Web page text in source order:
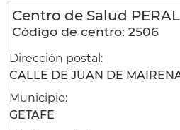
Centro de Salud
Código de centro: 2506
Dirección postal:
CALLE DE JUAN DE
Municipio:
GETAFE